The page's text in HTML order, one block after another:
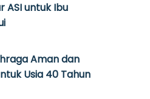
ASI untuk Ibu
Aman dan
Usia 40 Tahun